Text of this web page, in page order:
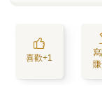
喜歡+1